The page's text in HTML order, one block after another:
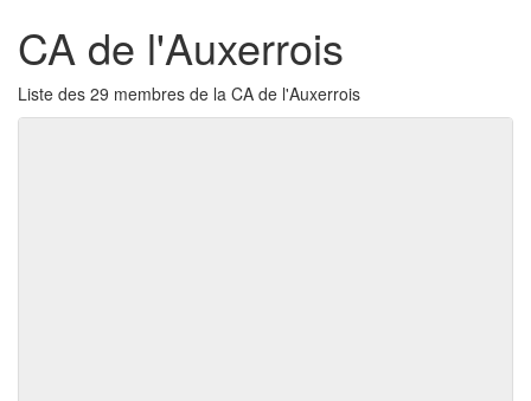
CA de l'Auxerrois
Liste des 29 membres de la CA de l'Auxerrois